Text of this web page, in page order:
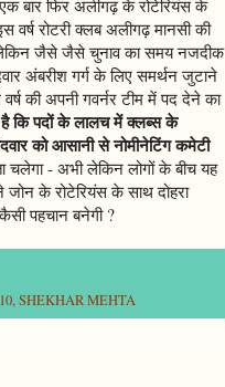
बार फिर अलीगढ़ के रोटेरियंस के
वर्ष रोटरी क्लब अलीगढ़ मानसी की
लेकिन जैसे जैसे चुनाव का समय नजदीक
अंबरीश गर्ग के लिए समर्थन जुटाने
की अपनी गवर्नर टीम में पद देने का
कि पदों के लालच में क्लब्स के
को आसानी से नोमीनेटिंग कमेटी
चलेगा - अभी लेकिन लोगों के बीच यह
के रोटेरियंस के साथ दोहरा
पहचान बनेगी ?
,SHEKHAR MEHTA